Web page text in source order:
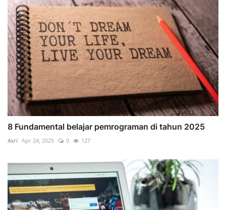
8 Fundamental belajar pemrograman di tahun 2025
Asri Apr 24, 2025 0 127